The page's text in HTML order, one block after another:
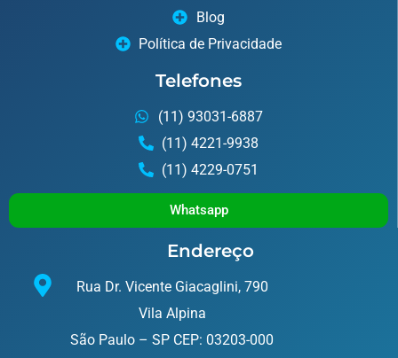
Blog
Política de Privacidade
Telefones
(11) 93031-6887
(11) 4221-9938
(11) 4229-0751
Whatsapp
Endereço
Rua Dr. Vicente Giacaglini, 790
Vila Alpina
São Paulo – SP CEP: 03203-000